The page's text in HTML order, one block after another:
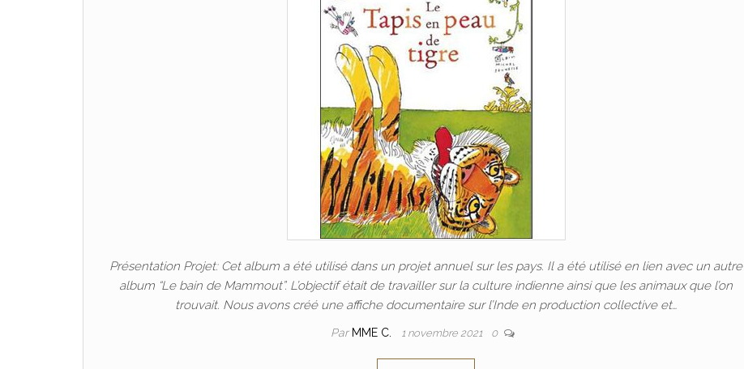
Présentation Projet: Cet album a été utilisé dans un projet annuel sur les pays. Il a été utilisé en lien avec un autre
album “Le bain de Mammout”. L’objectif était de travailler sur la culture indienne ainsi que les animaux que l’on
trouvait. Nous avons créé une affiche documentaire sur l’Inde en production collective et…
Par MME C. 1 novembre 2021 0